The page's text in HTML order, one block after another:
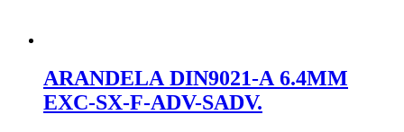
ARANDELA DIN9021-A 6.4MM
EXC-SX-F-ADV-SADV.